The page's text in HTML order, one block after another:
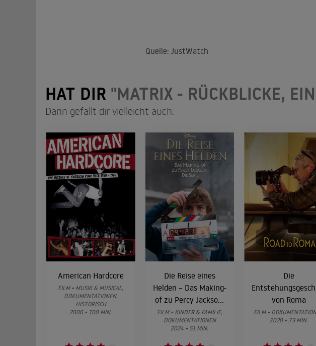
Quelle: JustWatch
HAT DIR "MATRIX - RÜCKBLICKE,
Dann gefällt dir vielleicht auch:
American Hardcore
FILM • MUSIK & MUSICAL,
DOKUMENTATIONEN,
HISTORISCH
2006 • 100 MIN.
Die Reise eines
Helden – Das Making-
of zu Percy Jackson:
Die Serie
FILM • KINDER & FAMILIE,
DOKUMENTATIONEN
2024 • 51 MIN.
Die
von Roma
FILM •
2020 • 73 MIN.